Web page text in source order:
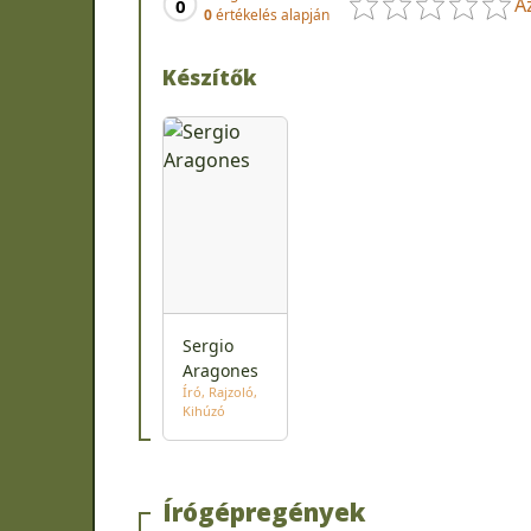
0
0értékelés alapján
Készítők
Sergio
Aragones
Író Rajzoló
Kihúzó
Írógépregények